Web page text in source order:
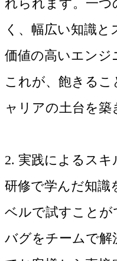
れられます。一つ
く、幅広い知識
価値の高いエンジ
これが、飽きるこ
ャリアの土台を築
2. 実践によるス
研修で学んだ知識
ベルで試すことが
バグをチームで解